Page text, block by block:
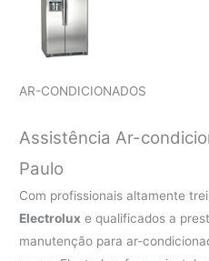
AR-CONDICIONADOS
Assistência Ar-
Paulo
Com profissionais altamente
Electrolux e qualificados a
manutenção para ar-